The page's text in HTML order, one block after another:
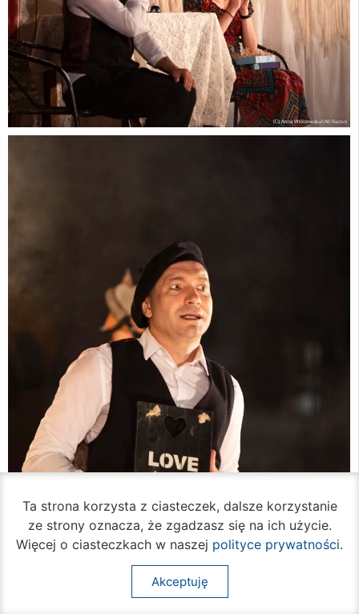
Ta strona korzysta z ciasteczek, dalsze korzystanie
ze strony oznacza, że zgadzasz się na ich użycie.
Więcej o ciasteczkach w naszej polityce prywatności.
Akceptuję